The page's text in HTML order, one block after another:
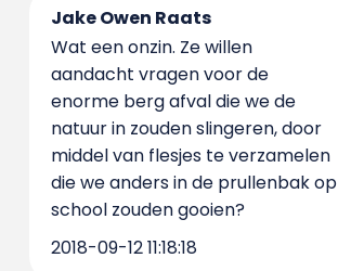
Jake Owen Raats
Wat een onzin. Ze willen
aandacht vragen voor de
enorme berg afval die we de
natuur in zouden slingeren, door
middel van flesjes te verzamelen
die we anders in de prullenbak op
school zouden gooien?
2018-09-12 11:18:18